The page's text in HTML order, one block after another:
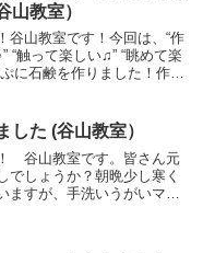
山教室）
谷山教室です！今回は、“作
“触って楽しい♫” “眺めて楽
に石鹸を作りました！作り
け。色付けには食紅...
した (谷山教室）
谷山教室です。皆さん元
でしょうか？朝晩少し寒く
ますが、手洗いうがいマス